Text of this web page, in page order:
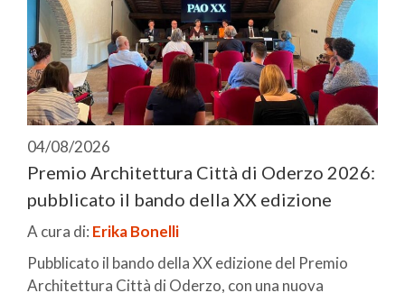
04/08/2026
Premio Architettura Città di Oderzo 2026:
pubblicato il bando della XX edizione
A cura di: Erika Bonelli
Pubblicato il bando della XX edizione del Premio
Architettura Città di Oderzo, con una nuova